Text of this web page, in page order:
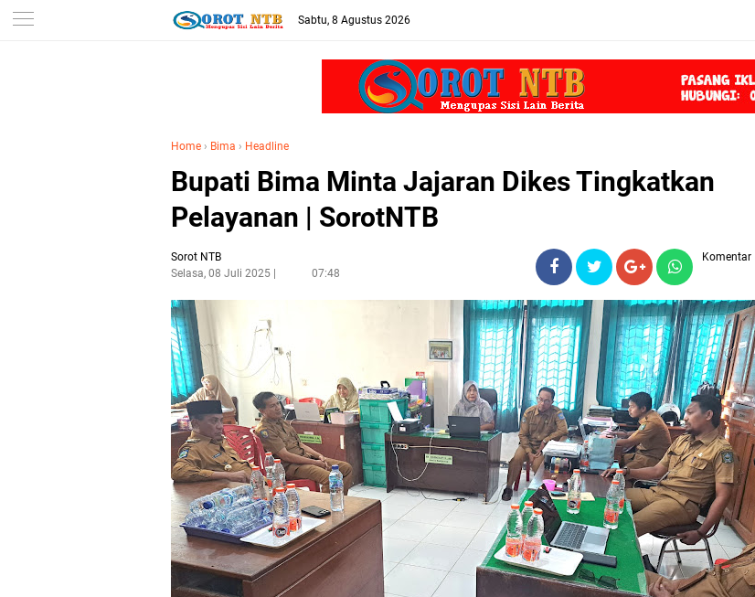
Sabtu, 8 Agustus 2026
Home › Bima › Headline
Bupati Bima Minta Jajaran Dikes Tingkatkan
Pelayanan | SorotNTB
Sorot NTB
Selasa, 08 Juli 2025
07:48
Komentar